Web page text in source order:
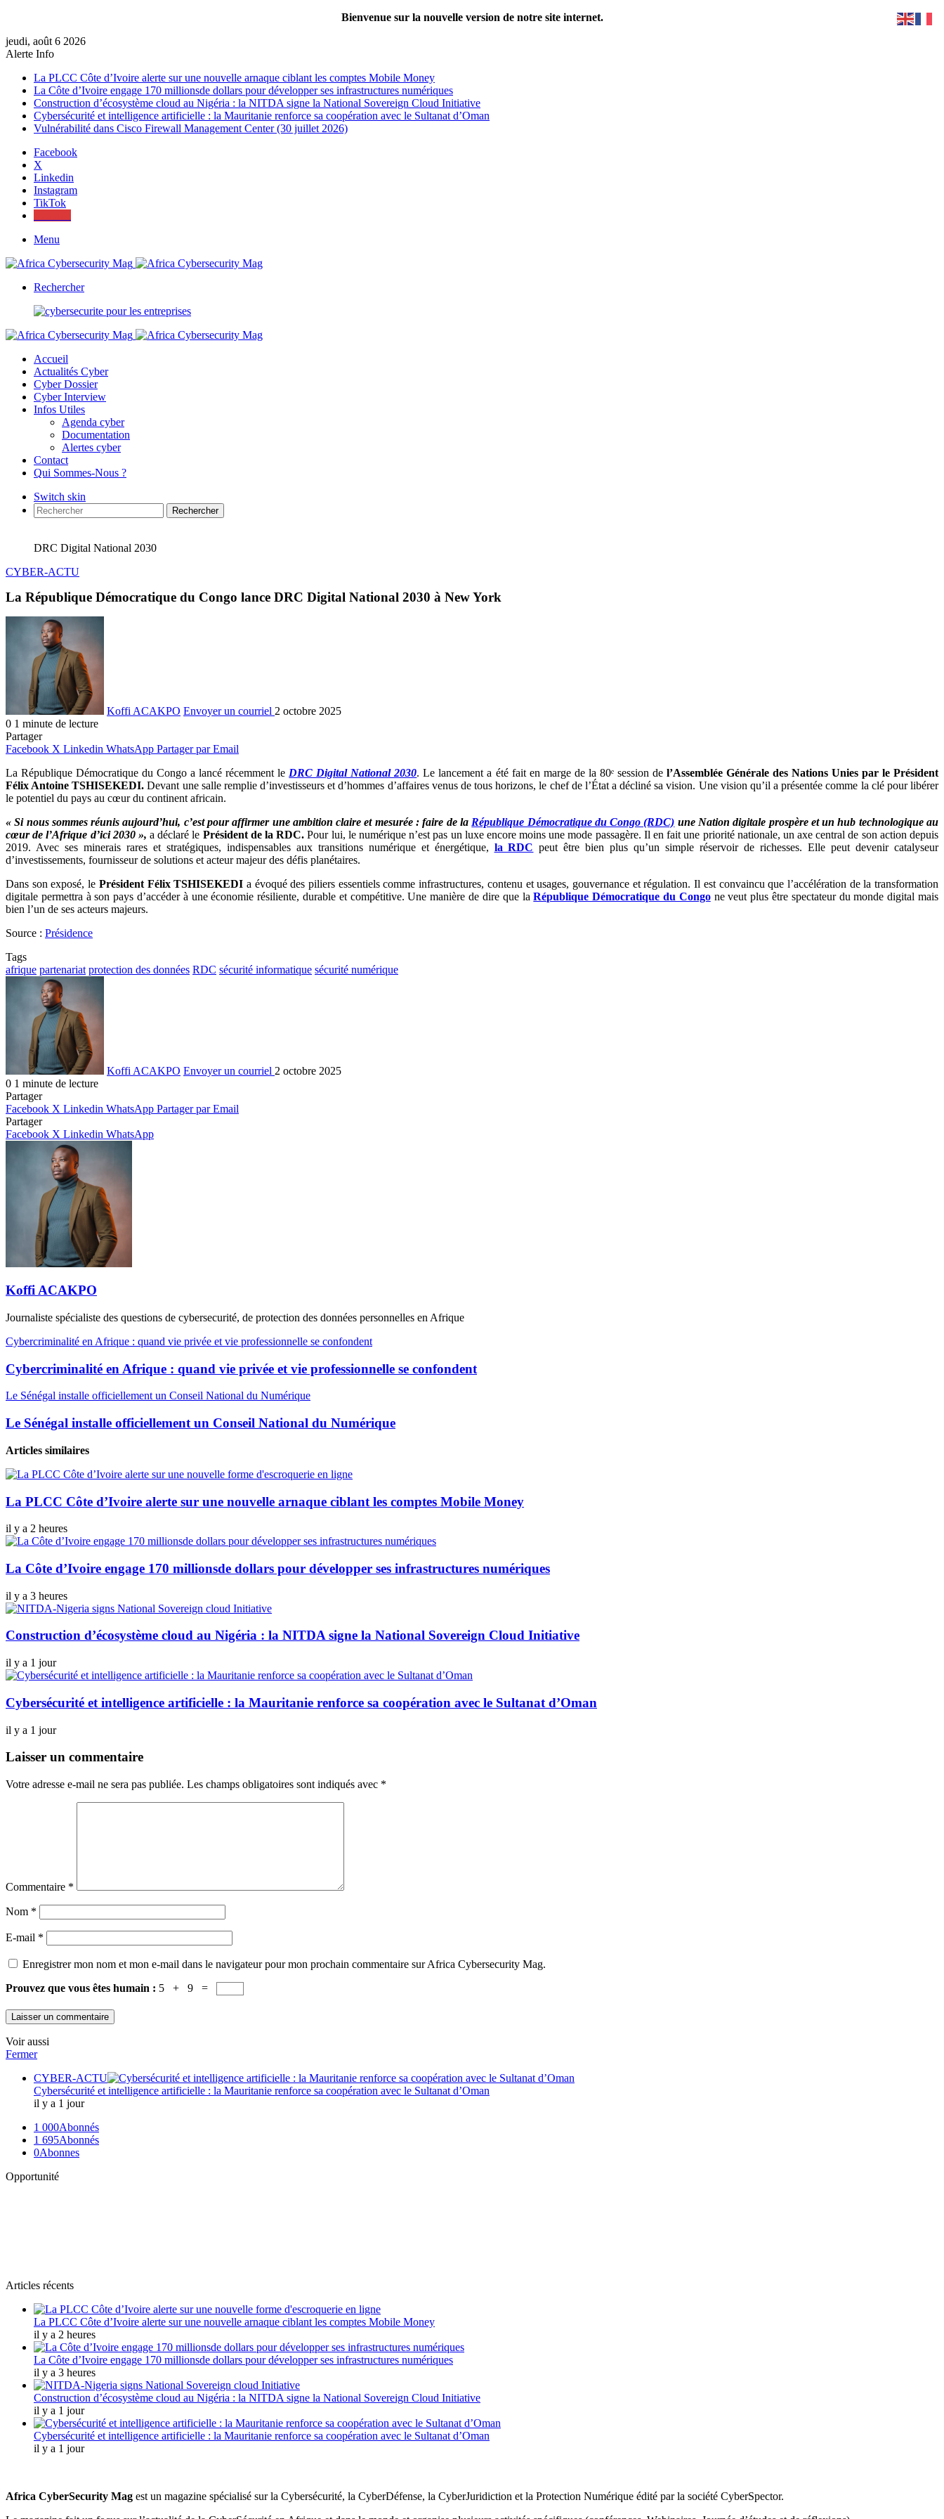
Bienvenue sur la nouvelle version de notre site internet.
jeudi, août 6 2026
Alerte Info
La PLCC Côte d’Ivoire alerte sur une nouvelle arnaque ciblant les comptes Mobile Money
La Côte d’Ivoire engage 170 millionsde dollars pour développer ses infrastructures numériques
Construction d’écosystème cloud au Nigéria : la NITDA signe la National Sovereign Cloud Initiative
Cybersécurité et intelligence artificielle : la Mauritanie renforce sa coopération avec le Sultanat d’Oman
Vulnérabilité dans Cisco Firewall Management Center (30 juillet 2026)
Facebook
X
Linkedin
Instagram
TikTok
Menu
Rechercher
Accueil
Actualités Cyber
Cyber Dossier
Cyber Interview
Infos Utiles
Agenda cyber
Documentation
Alertes cyber
Contact
Qui Sommes-Nous ?
Switch skin
Rechercher
DRC Digital National 2030
CYBER-ACTU
La République Démocratique du Congo lance DRC Digital National 2030 à New York
Koffi ACAKPO Envoyer un courriel 2 octobre 2025
0 1 minute de lecture
Partager
Facebook X Linkedin WhatsApp Partager par Email
La République Démocratique du Congo a lancé récemment le DRC Digital National 2030. Le lancement a été fait en marge de la 80ᵉ session de l’Assemblée Générale des Nations Unies par le Président
Félix Antoine TSHISEKEDI. Devant une salle remplie d’investisseurs et d’hommes d’affaires venus de tous horizons, le chef de l’État a décliné sa vision. Une vision qu’il a présentée comme la clé pour libérer
le potentiel du pays au cœur du continent africain.
« Si nous sommes réunis aujourd’hui, c’est pour affirmer une ambition claire et mesurée : faire de la République Démocratique du Congo (RDC) une Nation digitale prospère et un hub technologique au
cœur de l’Afrique d’ici 2030 »,a déclaré le Président de la RDC. Pour lui, le numérique n’est pas un luxe encore moins une mode passagère. Il en fait une priorité nationale, un axe central de son action depuis
2019. Avec ses minerais rares et stratégiques, indispensables aux transitions numérique et énergétique, la RDC peut être bien plus qu’un simple réservoir de richesses. Elle peut devenir catalyseur
d’investissements, fournisseur de solutions et acteur majeur des défis planétaires.
Dans son exposé, le Président Félix TSHISEKEDI a évoqué des piliers essentiels comme infrastructures, contenu et usages, gouvernance et régulation. Il est convaincu que l’accélération de la transformation
digitale permettra à son pays d’accéder à une économie résiliente, durable et compétitive. Une manière de dire que laRépublique Démocratique du Congone veut plus être spectateur du monde digital mais
bien l’un de ses acteurs majeurs.
Source : Présidence
Tags
afrique partenariat protection des données RDC sécurité informatique sécurité numérique
Koffi ACAKPO Envoyer un courriel 2 octobre 2025
0 1 minute de lecture
Partager
Facebook X Linkedin WhatsApp Partager par Email
Partager
Facebook X Linkedin WhatsApp
Koffi ACAKPO
Journaliste spécialiste des questions de cybersecurité, de protection des données personnelles en Afrique
Cybercriminalité en Afrique : quand vie privée et vie professionnelle se confondent
Cybercriminalité en Afrique : quand vie privée et vie professionnelle se confondent
Le Sénégal installe officiellement un Conseil National du Numérique
Le Sénégal installe officiellement un Conseil National du Numérique
Articles similaires
La PLCC Côte d’Ivoire alerte sur une nouvelle arnaque ciblant les comptes Mobile Money
il y a 2 heures
La Côte d’Ivoire engage 170 millionsde dollars pour développer ses infrastructures numériques
il y a 3 heures
Construction d’écosystème cloud au Nigéria : la NITDA signe la National Sovereign Cloud Initiative
il y a 1 jour
Cybersécurité et intelligence artificielle : la Mauritanie renforce sa coopération avec le Sultanat d’Oman
il y a 1 jour
Laisser un commentaire
Votre adresse e-mail ne sera pas publiée. Les champs obligatoires sont indiqués avec *
Commentaire *
Nom *
E-mail *
Enregistrer mon nom et mon e-mail dans le navigateur pour mon prochain commentaire sur Africa Cybersecurity Mag.
Prouvez que vous êtes humain : 5 + 9 =
Voir aussi
Fermer
CYBER-ACTU
Cybersécurité et intelligence artificielle : la Mauritanie renforce sa coopération avec le Sultanat d’Oman
il y a 1 jour
1 000Abonnés
1 695Abonnés
0Abonnes
Opportunité
Articles récents
La PLCC Côte d’Ivoire alerte sur une nouvelle arnaque ciblant les comptes Mobile Money
il y a 2 heures
La Côte d’Ivoire engage 170 millionsde dollars pour développer ses infrastructures numériques
il y a 3 heures
Construction d’écosystème cloud au Nigéria : la NITDA signe la National Sovereign Cloud Initiative
il y a 1 jour
Cybersécurité et intelligence artificielle : la Mauritanie renforce sa coopération avec le Sultanat d’Oman
il y a 1 jour
Africa CyberSecurity Mag est un magazine spécialisé sur la Cybersécurité, la CyberDéfense, la CyberJuridiction et la Protection Numérique édité par la société CyberSpector.